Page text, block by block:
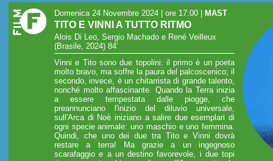
Domenica 24 Novembre 2024 | ore 17:00 | MAST
TITO E VINNI A TUTTO RITMO
Alois Di Leo, Sergio Machado e René Veilleux
(Brasile, 2024) 84’
Vinni e Tito sono due topolini: il primo è un poeta
molto bravo, ma soffre la paura del palcoscenico; il
secondo, invece, è un chitarrista di grande talento,
nonché molto affascinante. Quando la Terra inizia
a essere tempestata dalle piogge, che
preannunciano l'inizio del diluvio universale,
sull'Arca di Noè iniziano a salire due esemplari di
ogni specie animale: uno maschio e uno femmina.
Quindi, che uno dei due tra Tito e Vinni dovrà
restare a terra! Ma grazie a un ingegnoso
scarafaggio e a un destino favorevole, i due topi